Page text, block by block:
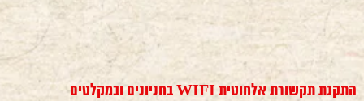
התקנת תקשורת אלחוטית WIFI בחניונים ובמקלטים